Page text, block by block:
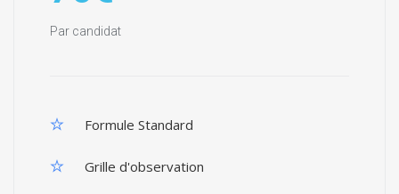
Par candidat
Formule Standard
Grille d'observation